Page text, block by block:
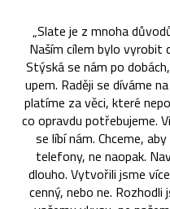
„Slate je z mnoha
Naším cílem bylo vyrobit
Stýská se nám po
upem. Raději se díváme
platíme za věci, které
co opravdu potřebujeme.
se líbí nám. Chceme,
telefony, ne naopak.
dlouho. Vytvořili jsme
cenný, nebo ne.